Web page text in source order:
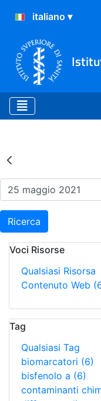
Risultati
Ricerca
Voci Risorse
Qualsiasi Risorsa
Contenuto Web
Tag
Qualsiasi Tag
biomarcatori (6)
bisfenolo a (6)
contaminanti